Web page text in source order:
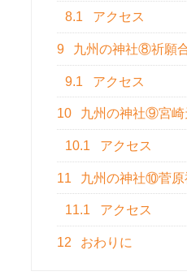
8.1 アクセス
9 九州の神社⑧祈願
9.1 アクセス
10 九州の神社⑨宮崎
10.1 アクセス
11 九州の神社⑩菅原
11.1 アクセス
12 おわりに